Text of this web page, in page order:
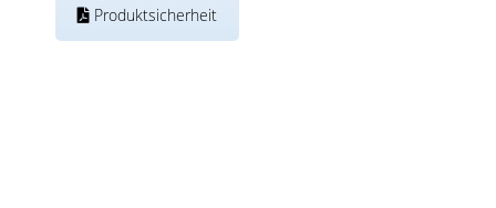
Produktsicherheit